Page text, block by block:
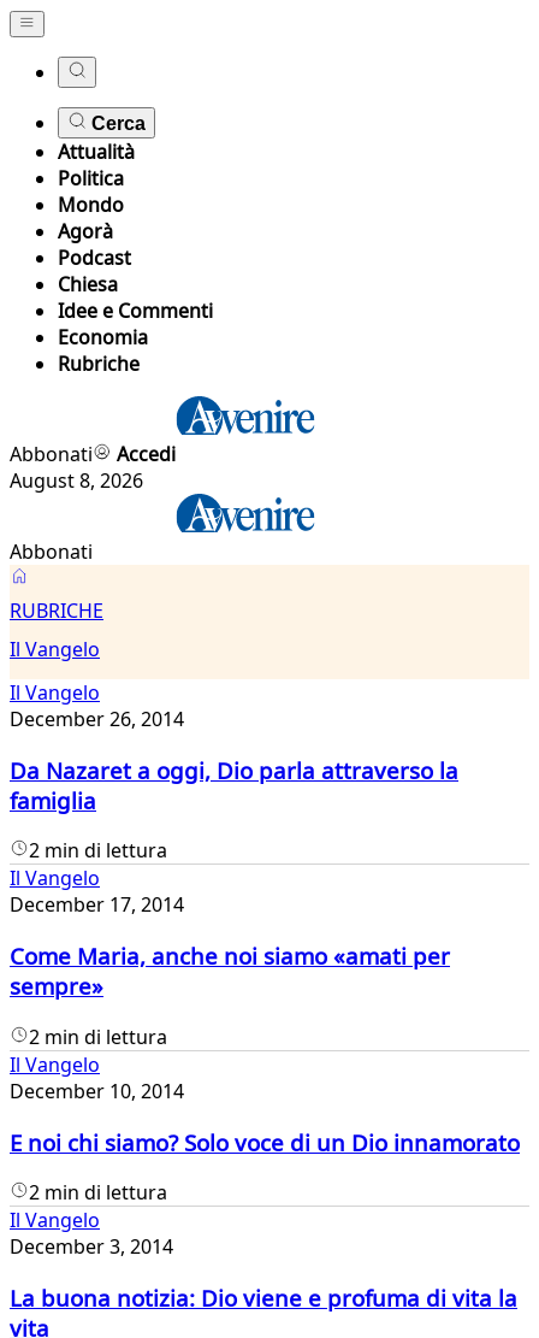
Cerca
Attualità
Politica
Mondo
Agorà
Podcast
Chiesa
Idee e Commenti
Economia
Rubriche
Abbonati
Accedi
August 8, 2026
Abbonati
Il
Vangelo
RUBRICHE
Il Vangelo
Il Vangelo
December 26, 2014
Da Nazaret a oggi, Dio parla attraverso la
famiglia
2 min di lettura
Il Vangelo
December 17, 2014
Come Maria, anche noi siamo «amati per
sempre»
2 min di lettura
Il Vangelo
December 10, 2014
E noi chi siamo? Solo voce di un Dio innamorato
2 min di lettura
Il Vangelo
December 3, 2014
La buona notizia: Dio viene e profuma di vita la
vita